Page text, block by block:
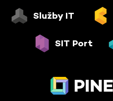
Služby IT
SIT Port